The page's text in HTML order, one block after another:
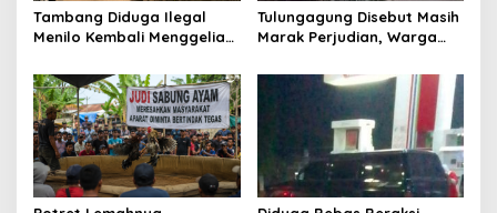
Tambang Diduga Ilegal
Menilo Kembali Menggeliat,
Soroti Dugaan Pembiaran
Tulungagung Disebut Masih
Marak Perjudian, Warga
hingga Usut Dugaan Beking